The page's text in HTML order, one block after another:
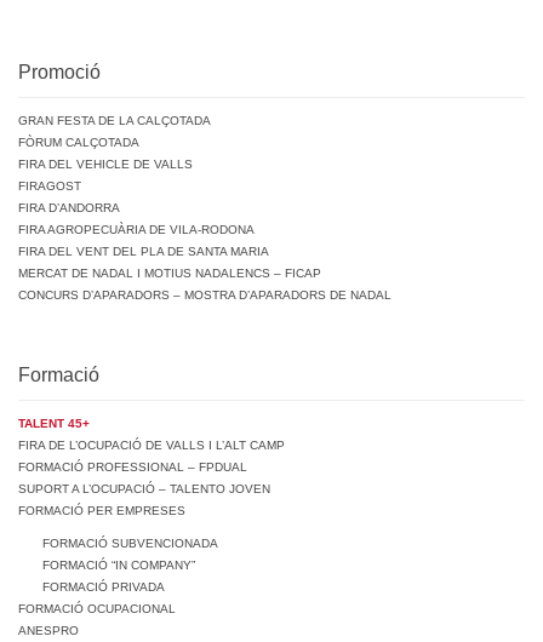
Promoció
GRAN FESTA DE LA CALÇOTADA
FÒRUM CALÇOTADA
FIRA DEL VEHICLE DE VALLS
FIRAGOST
FIRA D’ANDORRA
FIRA AGROPECUÀRIA DE VILA-RODONA
FIRA DEL VENT DEL PLA DE SANTA MARIA
MERCAT DE NADAL I MOTIUS NADALENCS – FICAP
CONCURS D’APARADORS – MOSTRA D’APARADORS DE NADAL
Formació
TALENT 45+
FIRA DE L’OCUPACIÓ DE VALLS I L’ALT CAMP
FORMACIÓ PROFESSIONAL – FPDUAL
SUPORT A L’OCUPACIÓ – TALENTO JOVEN
FORMACIÓ PER EMPRESES
FORMACIÓ SUBVENCIONADA
FORMACIÓ “IN COMPANY”
FORMACIÓ PRIVADA
FORMACIÓ OCUPACIONAL
ANESPRO